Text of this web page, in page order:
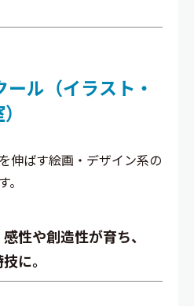
ル（イラスト・
伸ばす絵画・デザイン系の
感性や創造性が育ち、
に。